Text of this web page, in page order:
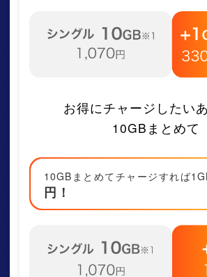
お得にチャージしたい
10GBまとめて
10GBまとめてチャージすれば
円！